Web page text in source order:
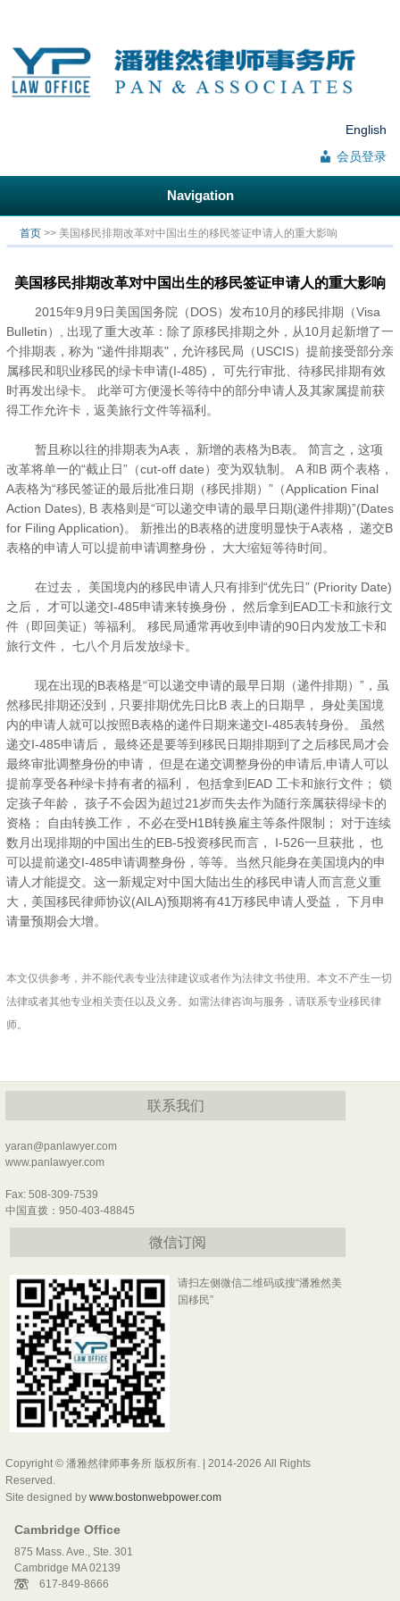
English
会员登录
Navigation
你在这里
首页 >> 美国移民排期改革对中国出生的移民签证申请人的重大影响
美国移民排期改革对中国出生的移民签证申请人的重大影响
2015年9月9日美国国务院（DOS）发布10月的移民排期（Visa
Bulletin）, 出现了重大改革：除了原移民排期之外，从10月起新增了一
个排期表，称为 "递件排期表"，允许移民局（USCIS）提前接受部分亲
属移民和职业移民的绿卡申请(I-485)， 可先行审批、待移民排期有效
时再发出绿卡。 此举可方便漫长等待中的部分申请人及其家属提前获
得工作允许卡，返美旅行文件等福利。
暂且称以往的排期表为A表， 新增的表格为B表。 简言之，这项
改革将单一的“截止日”（cut-off date）变为双轨制。 A 和B 两个表格，
A表格为“移民签证的最后批准日期（移民排期）”（Application Final
Action Dates), B 表格则是“可以递交申请的最早日期(递件排期)”(Dates
for Filing Application)。 新推出的B表格的进度明显快于A表格， 递交B
表格的申请人可以提前申请调整身份， 大大缩短等待时间。
在过去， 美国境内的移民申请人只有排到“优先日” (Priority Date)
之后， 才可以递交I-485申请来转换身份， 然后拿到EAD工卡和旅行文
件（即回美证）等福利。 移民局通常再收到申请的90日内发放工卡和
旅行文件， 七八个月后发放绿卡。
现在出现的B表格是“可以递交申请的最早日期（递件排期）”，虽
然移民排期还没到，只要排期优先日比B 表上的日期早， 身处美国境
内的申请人就可以按照B表格的递件日期来递交I-485表转身份。 虽然
递交I-485申请后， 最终还是要等到移民日期排期到了之后移民局才会
最终审批调整身份的申请， 但是在递交调整身份的申请后,申请人可以
提前享受各种绿卡持有者的福利， 包括拿到EAD 工卡和旅行文件； 锁
定孩子年龄， 孩子不会因为超过21岁而失去作为随行亲属获得绿卡的
资格； 自由转换工作， 不必在受H1B转换雇主等条件限制； 对于连续
数月出现排期的中国出生的EB-5投资移民而言， I-526一旦获批， 也
可以提前递交I-485申请调整身份，等等。当然只能身在美国境内的申
请人才能提交。这一新规定对中国大陆出生的移民申请人而言意义重
大，美国移民律师协议(AILA)预期将有41万移民申请人受益， 下月申
请量预期会大增。
本文仅供参考，并不能代表专业法律建议或者作为法律文书使用。本文不产生一切
法律或者其他专业相关责任以及义务。如需法律咨询与服务，请联系专业移民律
师。
联系我们
yaran@panlawyer.com
www.panlawyer.com
Fax: 508-309-7539
中国直拨：950-403-48845
微信订阅
请扫左侧微信二维码或搜“潘雅然美
国移民”
Copyright © 潘雅然律师事务所 版权所有. | 2014-2026 All Rights
Reserved.
Site designed by www.bostonwebpower.com
Cambridge Office
875 Mass. Ave., Ste. 301
Cambridge MA 02139
617-849-8666